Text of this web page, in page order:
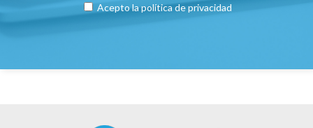
Acepto lapolítica de privacidad